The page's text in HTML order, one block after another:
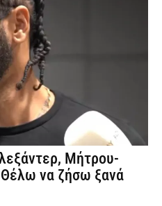
Μήτρου-
να ζήσω ξανά